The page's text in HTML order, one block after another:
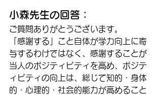
小森先生の回答：
ご質問ありがとうございます。
「感謝する」こと自体が学力向上に寄
与するわけではなく、感謝することが
当人のポジティビティを高め、ポジテ
ィビティの向上は、総じて知的・身体
的・心理的・社会的能力が高めること